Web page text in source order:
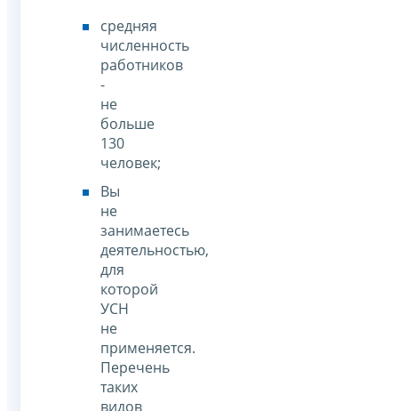
средняя
численность
работников
-
не
больше
130
человек;
Вы
не
занимаетесь
деятельностью,
для
которой
УСН
не
применяется.
Перечень
таких
видов